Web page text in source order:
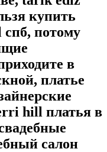
купить
потому
в
платье
hill платья в
салон